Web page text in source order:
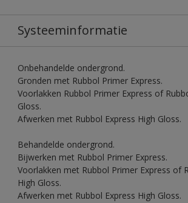
Systeeminformatie
Onbehandelde ondergrond.
Gronden met Rubbol Primer Express.
Voorlakken Rubbol Primer Express of
Gloss.
Afwerken met Rubbol Express High Gloss.
Behandelde ondergrond.
Bijwerken met Rubbol Primer Express.
Voorlakken met Rubbol Primer Express of
High Gloss.
Afwerken met Rubbol Express High Gloss.